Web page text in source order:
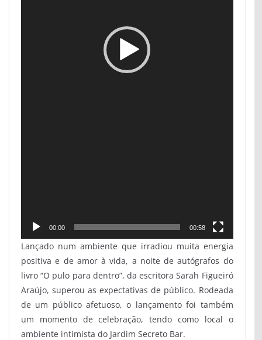
00:00 00:58
Lançado num ambiente que irradiou muita energia
positiva e de amor à vida, a noite de autógrafos do
livro “O pulo para dentro”, da escritora Sarah Figueiró
Araújo, superou as expectativas de público. Rodeada
de um público afetuoso, o lançamento foi também
um momento de celebração, tendo como local o
ambiente intimista do Jardim Secreto Bar.